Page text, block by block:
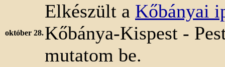
október 28.
Elkészült a Kőbányai
Kőbánya-Kispest -
mutatom be.